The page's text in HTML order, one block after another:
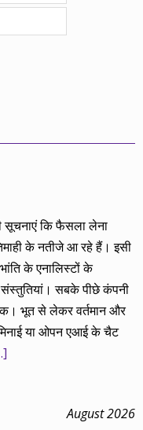
सूचनाएं कि फैसला लेना
के नतीजे आ रहे हैं। इसी
के एनालिस्टों के
सबके पीछे कंपनी
तक। भूत से लेकर वर्तमान और
या ओपन एआई के चैट
August 2026